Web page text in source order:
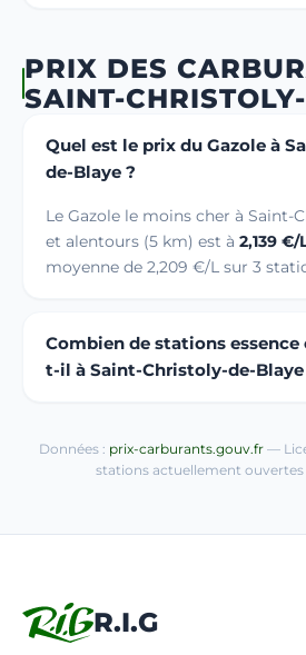
PRIX DES
SAINT-
Quel est le prix du Gazole à
de-Blaye ?
Le Gazole le moins cher à Saint-
et alentours (5 km) est à 2,139 €/
moyenne de 2,209 €/L sur 3
Combien de stations essence
t-il à Saint-Christoly-de-Blaye
Données : prix-carburants.gouv.fr—
stations actuellement ouvertes
R.I.G